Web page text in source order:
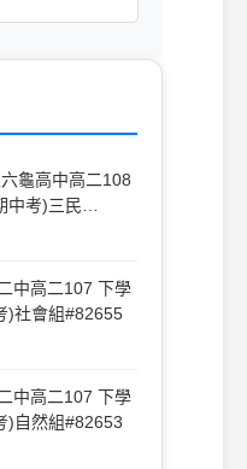
龜高中高二108
中考)三民
中高二107 下學
)社會組#82655
中高二107 下學
)自然組#82653